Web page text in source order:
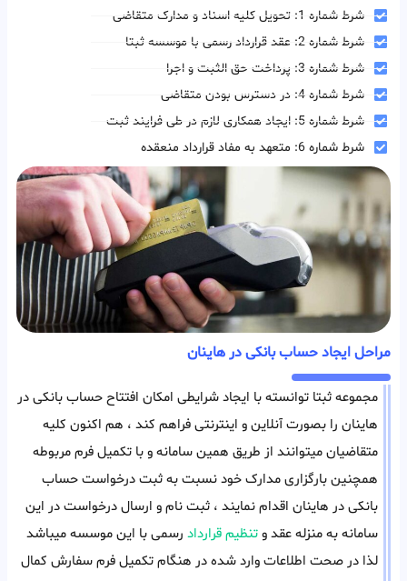
شرط شماره 1: تحویل کلیه اسناد و مدارک متقاضی
شرط شماره 2: عقد قرارداد رسمی با موسسه ثبتا
شرط شماره 3: پرداخت حق الثبت و اجرا
شرط شماره 4: در دسترس بودن متقاضی
شرط شماره 5: ایجاد همکاری لازم در طی فرایند ثبت
شرط شماره 6: متعهد به مفاد قرارداد منعقده
مراحل ایجاد حساب بانکی در هاینان
مجموعه ثبتا توانسته با ایجاد شرایطی امکان افتتاح حساب بانکی در
هاینان را بصورت آنلاین و اینترنتی فراهم کند ، هم اکنون کلیه
متقاضیان میتوانند از طریق همین سامانه و با تکمیل فرم مربوطه
همچنین بارگزاری مدارک خود نسبت به ثبت درخواست حساب
بانکی در هاینان اقدام نمایند ، ثبت نام و ارسال درخواست در این
سامانه به منزله عقد وتنظیم قرارداد رسمی با این موسسه میباشد
لذا در صحت اطلاعات وارد شده در هنگام تکمیل فرم سفارش کمال